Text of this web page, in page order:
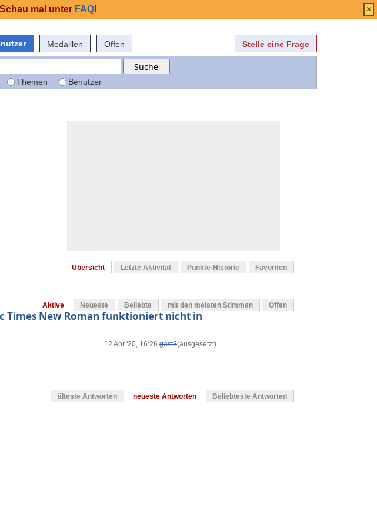
Medaillen Offen Stelle eine Frage
Themen Benutzer
Übersicht Letzte Aktivität Punkte-Historie Favoriten
Aktive Neueste Beliebte mit den meisten Stimmen Offen
Times New Roman funktioniert nicht in
12 Apr '20, 16:26 gast3(ausgesetzt)
älteste Antworten neueste Antworten Beliebteste Antworten
mal unter FAQ! ×